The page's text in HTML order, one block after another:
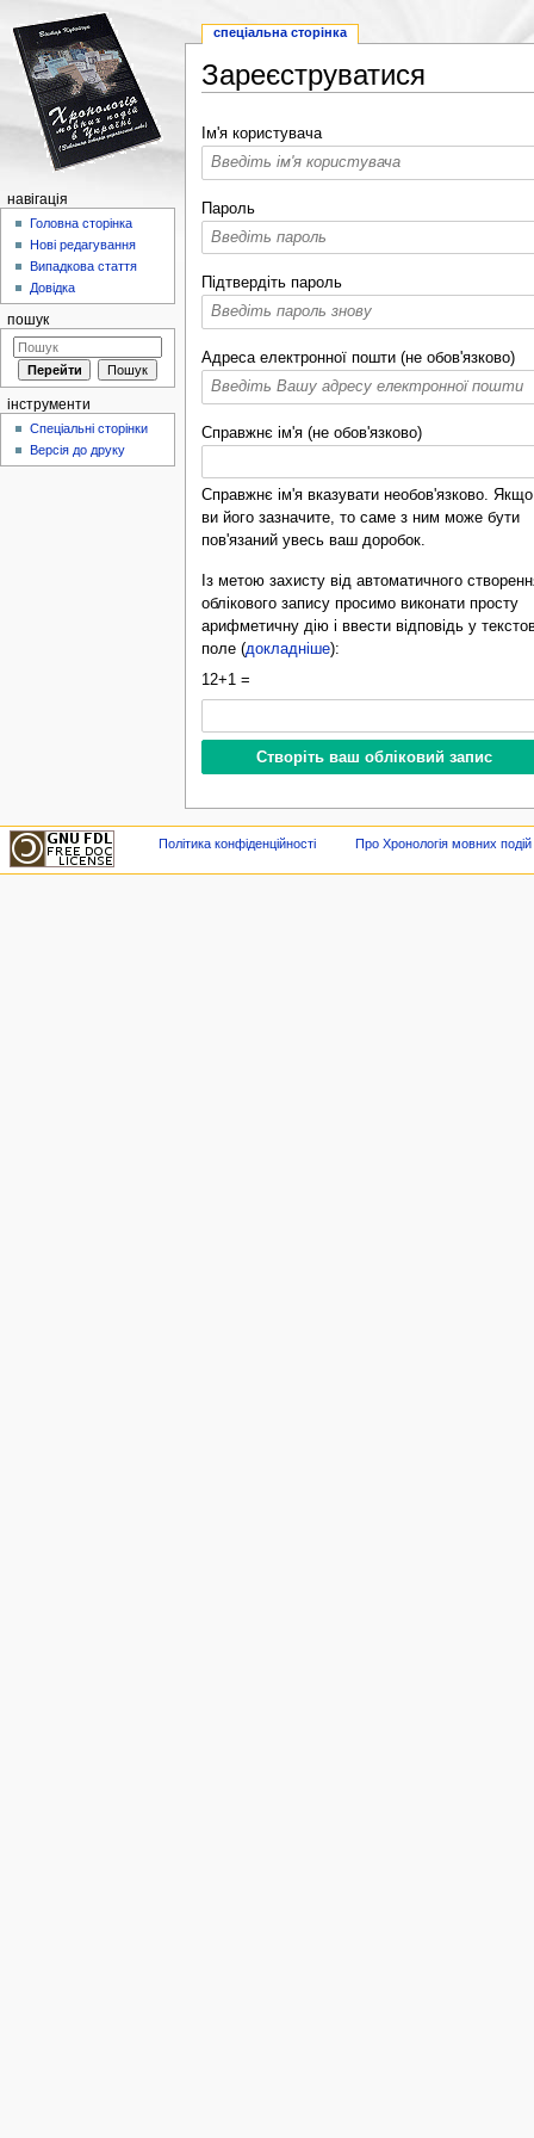
Зареєструватися
Ім'я користувача
Пароль
Підтвердіть пароль
Адреса електронної пошти (не обов'язково)
Справжнє ім'я (не обов'язково)
Справжнє ім'я вказувати необов'язково. Якщо
ви його зазначите, то саме з ним може бути
пов'язаний увесь ваш доробок.
Із метою захисту від автоматичного
облікового запису просимо виконати просту
арифметичну дію і ввести відповідь у
поле (докладніше):
12+1 =
спеціальна сторінка
навігація
Головна сторінка
Нові редагування
Випадкова стаття
Довідка
пошук
інструменти
Спеціальні сторінки
Версія до друку
Політика конфіденційності Про Хронологія мовних подій